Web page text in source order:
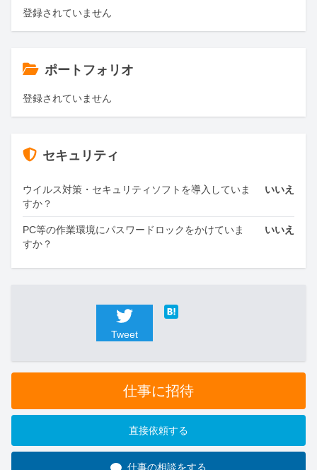
登録されていません
ポートフォリオ
登録されていません
セキュリティ
ウイルス対策・セキュリティソフトを導入していま
すか？
いいえ
PC等の作業環境にパスワードロックをかけていま
すか？
いいえ
Tweet
仕事に招待
直接依頼する
仕事の相談をする